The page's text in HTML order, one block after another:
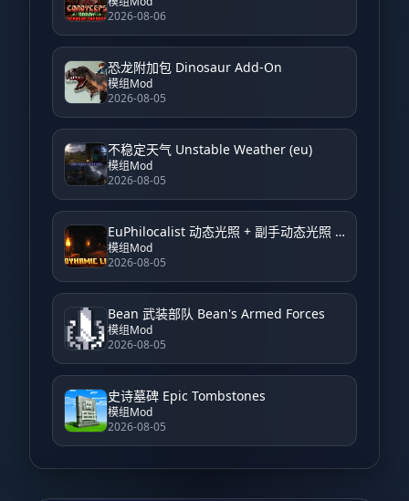
2026-08-06
恐龙附加包 Dinosaur Add-On
模组Mod
2026-08-05
不稳定天气 Unstable Weather (eu)
模组Mod
2026-08-05
EuPhilocalist 动态光照 + 副手动态光照 EuPhilocalist Dynamic Light + Offhand Dynamic Light
模组Mod
2026-08-05
Bean 武装部队 Bean's Armed Forces
模组Mod
2026-08-05
史诗墓碑 Epic Tombstones
模组Mod
2026-08-05